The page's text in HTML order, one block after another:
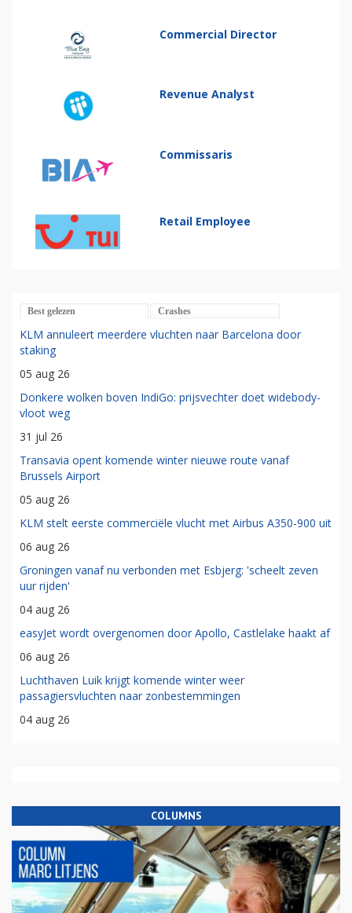
Commercial Director
Revenue Analyst
Commissaris
Retail Employee
Best gelezen Crashes
KLM annuleert meerdere vluchten naar Barcelona door
staking
05 aug 26
Donkere wolken boven IndiGo: prijsvechter doet widebody-
vloot weg
31 jul 26
Transavia opent komende winter nieuwe route vanaf
Brussels Airport
05 aug 26
KLM stelt eerste commerciële vlucht met Airbus A350-900 uit
06 aug 26
Groningen vanaf nu verbonden met Esbjerg: 'scheelt zeven
uur rijden'
04 aug 26
easyJet wordt overgenomen door Apollo, Castlelake haakt af
06 aug 26
Luchthaven Luik krijgt komende winter weer
passagiersvluchten naar zonbestemmingen
04 aug 26
COLUMNS